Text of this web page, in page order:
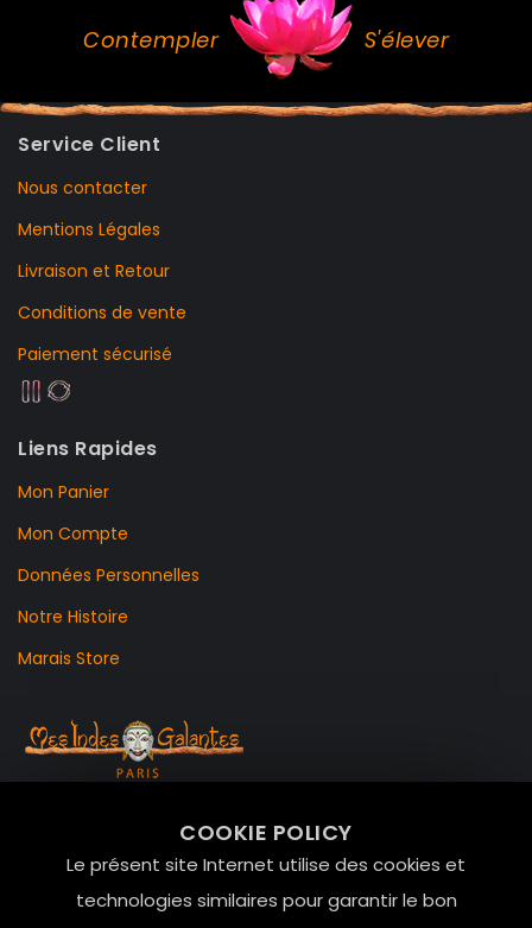
COOKIE POLICY
Le présent site Internet utilise des cookies et
technologies similaires pour garantir le bon
Contempler S'élever
Service Client
Nous contacter
Mentions Légales
Livraison et Retour
Conditions de vente
Paiement sécurisé
Liens Rapides
Mon Panier
Mon Compte
Données Personnelles
Notre Histoire
Marais Store
Le Marais, 75004 Paris
contact@mesindesgalantes.com